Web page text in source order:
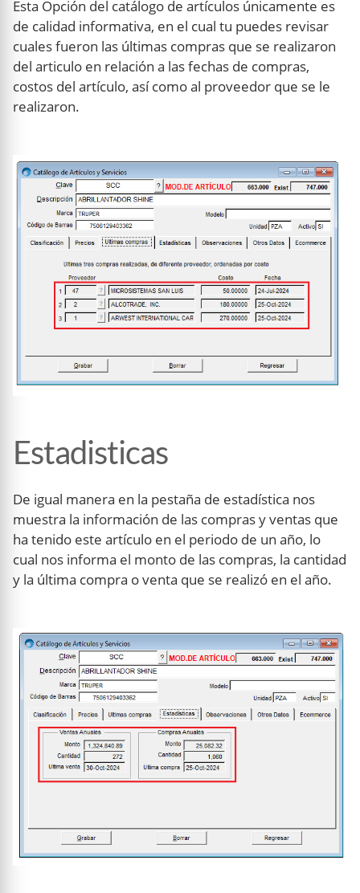
Esta Opción del catálogo de artículos únicamente es
de calidad informativa, en el cual tu puedes revisar
cuales fueron las últimas compras que se realizaron
del articulo en relación a las fechas de compras,
costos del artículo, así como al proveedor que se le
realizaron.
Estadisticas
De igual manera en la pestaña de estadística nos
muestra la información de las compras y ventas que
ha tenido este artículo en el periodo de un año, lo
cual nos informa el monto de las compras, la cantidad
y la última compra o venta que se realizó en el año.